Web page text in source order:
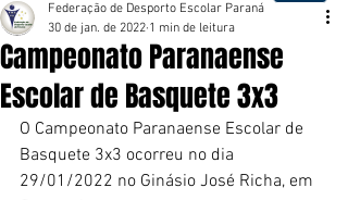
Campeonato Paranaense
Escolar de Basquete 3x3
Federação de Desporto Escolar Paraná
30 de jan. de 2022 1 min de leitura
O Campeonato Paranaense Escolar de
Basquete 3x3 ocorreu no dia
29/01/2022 no Ginásio José Richa, em